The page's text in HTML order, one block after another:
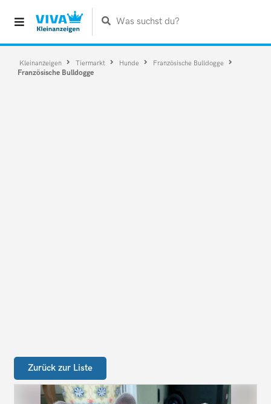
Was suchst du?
Kleinanzeigen Tiermarkt Hunde Französische Bulldogge
Französische Bulldogge
Zurück zur Liste